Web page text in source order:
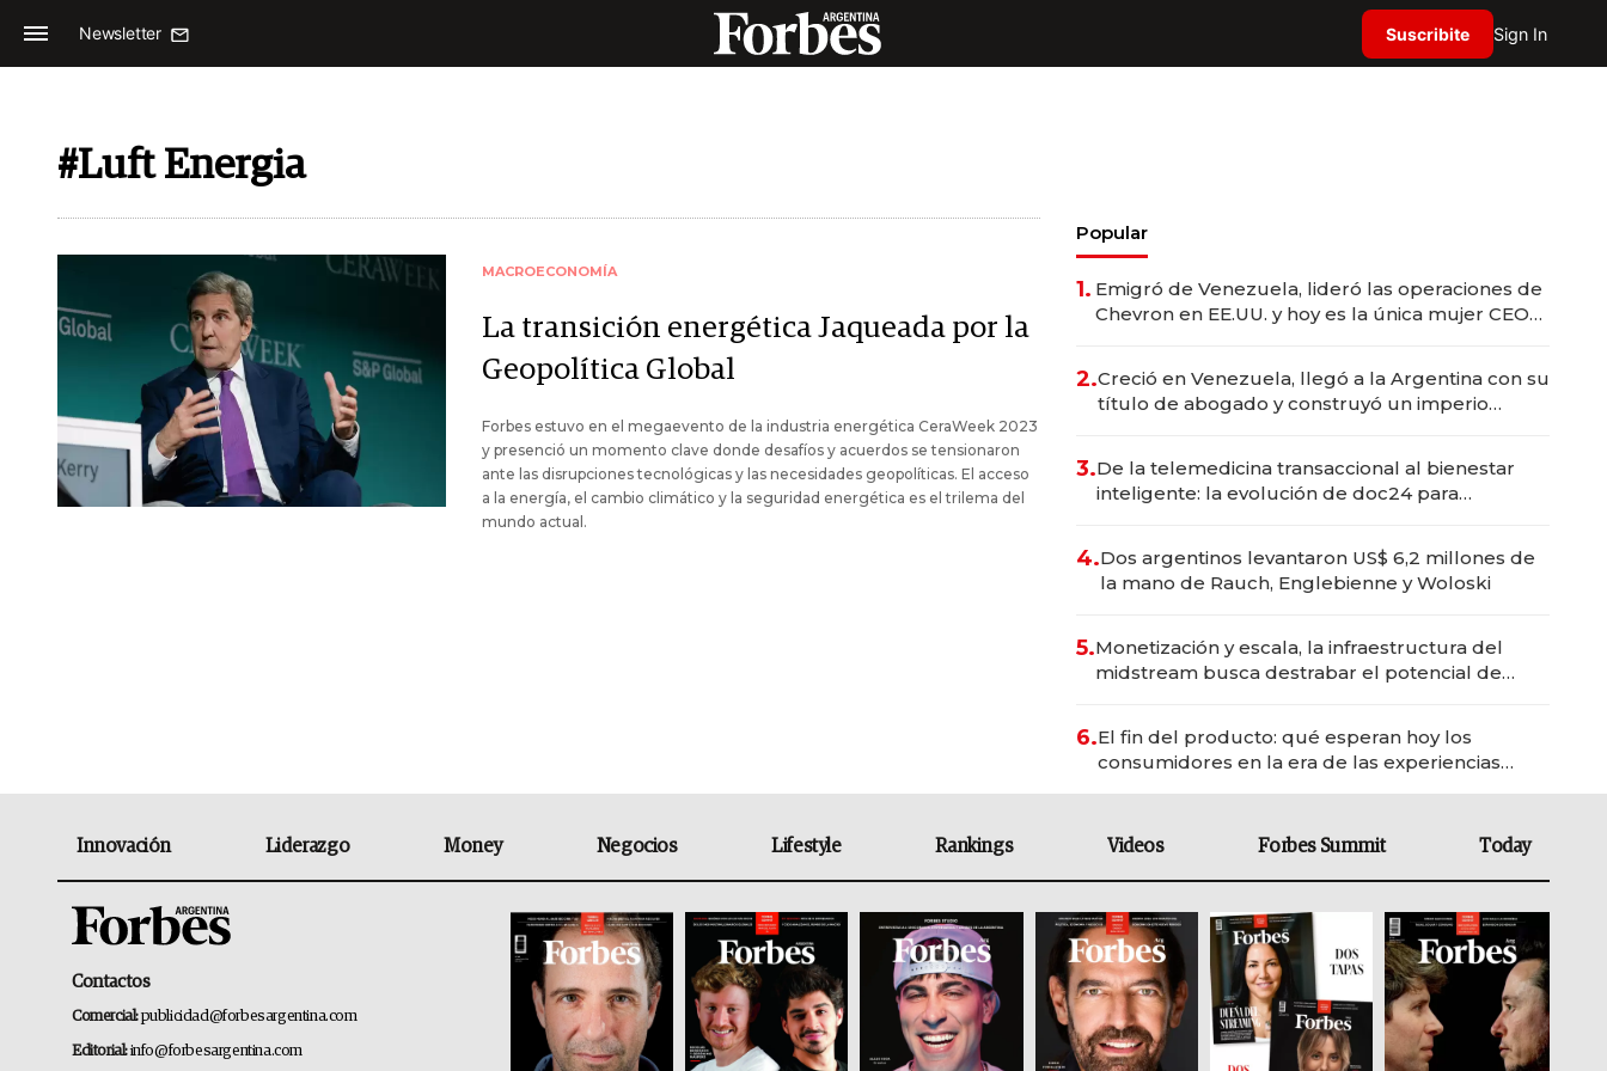
Newsletter Suscribite Sign In
#Luft Energia
MACROECONOMÍA
La transición energética Jaqueada por la
Geopolítica Global
Forbes estuvo en el megaevento de la industria energética CeraWeek 2023
y presenció un momento clave donde desafíos y acuerdos se tensionaron
ante las disrupciones tecnológicas y las necesidades geopolíticas. El acceso
a la energía, el cambio climático y la seguridad energética es el trilema del
mundo actual.
Popular
1. Emigró de Venezuela, lideró las operaciones de
Chevron en EE.UU. y hoy es la única mujer CEO
2.Creció en Venezuela, llegó a la Argentina con su
título de abogado y construyó un imperio
3.De la telemedicina transaccional al bienestar
inteligente: la evolución de doc24 para
4.Dos argentinos levantaron US$ 6,2 millones de
la mano de Rauch, Englebienne y Woloski
5.Monetización y escala, la infraestructura del
midstream busca destrabar el potencial de
6.El fin del producto: qué esperan hoy los
consumidores en la era de las experiencias
Innovación Liderazgo Money Negocios Lifestyle Rankings Videos Forbes Summit Today
Contactos
Comercial:publicidad@forbesargentina.com
Editorial:info@forbesargentina.com